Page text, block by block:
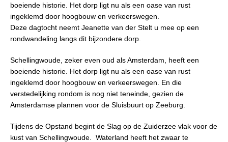
boeiende historie. Het dorp ligt nu als een oase van rust
ingeklemd door hoogbouw en verkeerswegen.
Deze dagtocht neemt Jeanette van der Stelt u mee op een
rondwandeling langs dit bijzondere dorp.
Schellingwoude, zeker even oud als Amsterdam, heeft een
boeiende historie. Het dorp ligt nu als een oase van rust
ingeklemd door hoogbouw en verkeerswegen. En die
verstedelijking rondom is nog niet teneinde, gezien de
Amsterdamse plannen voor de Sluisbuurt op Zeeburg.
Tijdens de Opstand begint de Slag op de Zuiderzee vlak voor de
kust van Schellingwoude. Waterland heeft het zwaar te